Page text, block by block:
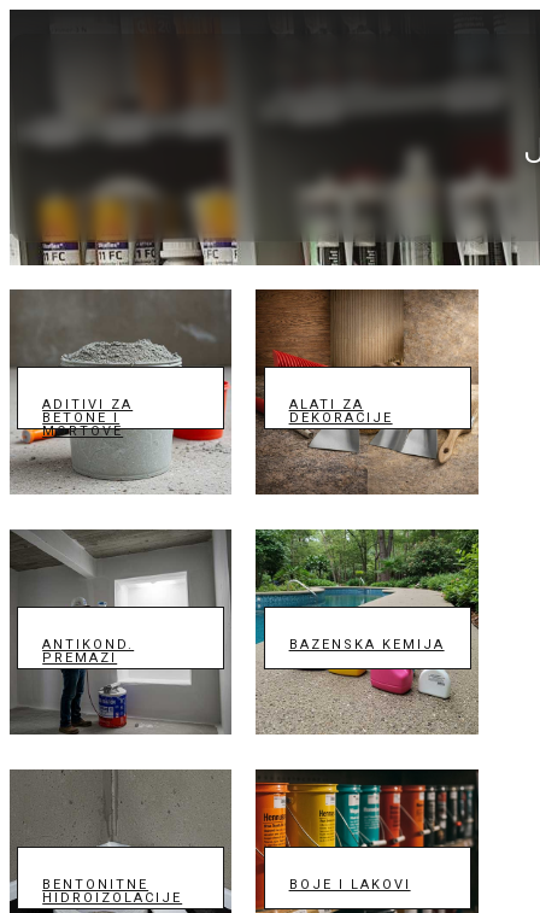
ADITIVI ZA
BETONE I
MORTOVE
ALATI ZA
DEKORACIJE
ANTIKOND.
PREMAZI
BAZENSKA KEMIJA
BENTONITNE
HIDROIZOLACIJE
BOJE I LAKOVI